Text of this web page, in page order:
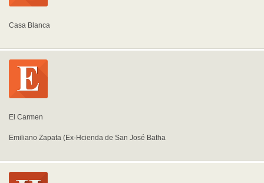
Casa Blanca
El Carmen
Emiliano Zapata (Ex-Hcienda de San José Batha